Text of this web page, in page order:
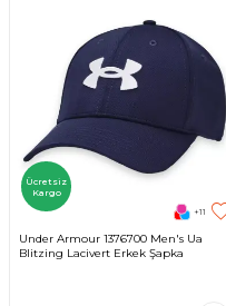
Ücretsiz
Kargo
+11
Under Armour 1376700 Men's Ua
Blitzing Lacivert Erkek Şapka